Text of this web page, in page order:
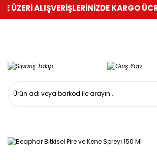
KARGO ÜCRETSİZ!